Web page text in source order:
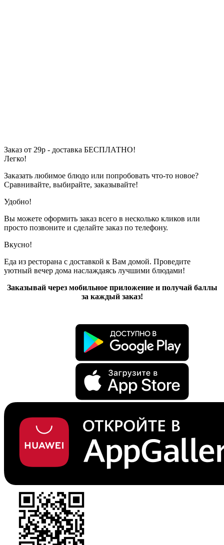
Заказ от 29р - доставка БЕСПЛАТНО!
Легко!
Заказать любимое блюдо или попробовать что-то новое?
Сравнивайте, выбирайте, заказывайте!
Удобно!
Вы можете оформить заказ всего в несколько кликов или
просто позвоните и сделайте заказ по телефону.
Вкусно!
Еда из ресторана с доставкой к Вам домой. Проведите
уютный вечер дома наслаждаясь лучшими блюдами!
Заказывай через мобильное приложение и получай баллы
за каждый заказ!